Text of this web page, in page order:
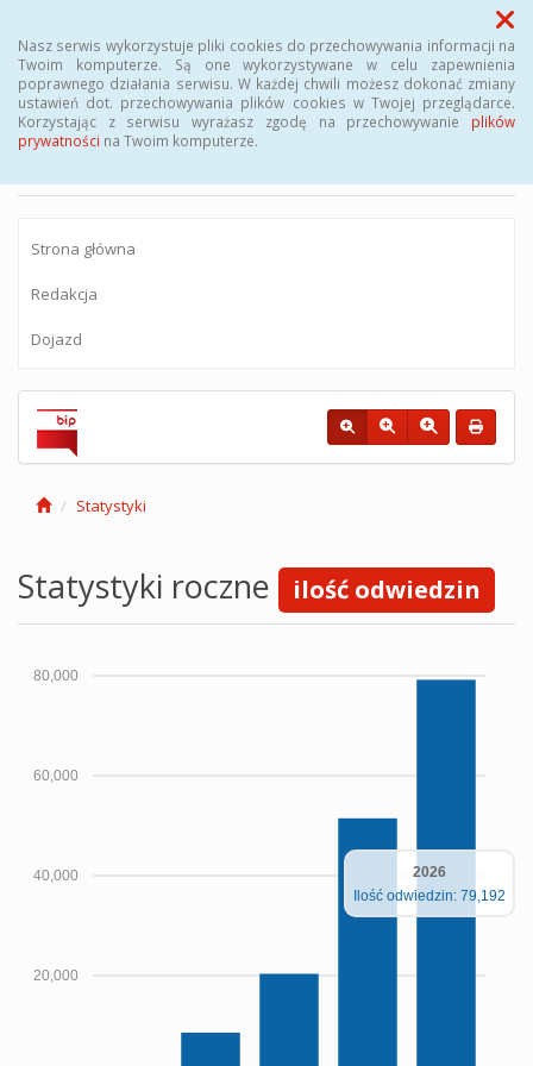
Nasz serwis wykorzystuje pliki cookies do przechowywania informacji na
Twoim komputerze. Są one wykorzystywane w celu zapewnienia
poprawnego działania serwisu. W każdej chwili możesz dokonać zmiany
ustawień dot. przechowywania plików cookies w Twojej przeglądarce.
Korzystając z serwisu wyrażasz zgodę na przechowywanie plików
prywatności na Twoim komputerze.
Menu
BIULETYN INFORMACJI PUBLICZNEJ
Miejskiego Zakładu Komunikacyjnego sp.
Strona główna
Redakcja
Dojazd
Statystyki
Statystyki roczne ilość odwiedzin
20,000
40,000
60,000
80,000
2026
Ilość odwiedzin: 79,192